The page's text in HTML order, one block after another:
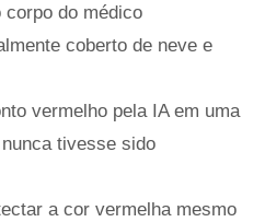
corpo do médico
coberto de neve e
vermelho pela IA em uma
tivesse sido
a cor vermelha mesmo